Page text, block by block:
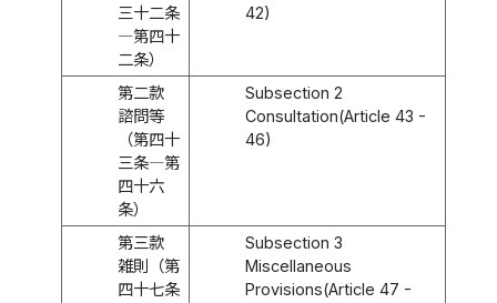
三十二条
―第四十
二条）
42)
第二款
諮問等
（第四十
三条―第
四十六
条）
Subsection 2
Consultation(Article 43 -
46)
第三款
雑則（第
四十七条
Subsection 3
Miscellaneous
Provisions(Article 47 -